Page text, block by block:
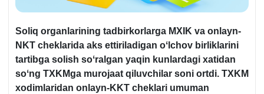
Soliq organlarining tadbirkorlarga MXIK va onlayn-
NKT cheklarida aks ettiriladigan oʻlchov birliklarini
tartibga solish soʻralgan yaqin kunlardagi хatidan
soʻng TXKMga murojaat qiluvchilar soni ortdi. TXKM
хodimlaridan onlayn-KKT cheklari umuman